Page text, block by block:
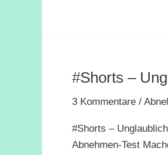
#Shorts –
3 Kommentare /
#Shorts –
Abnehmen-Test
#Shorts
Unglaublich!
DAS
bringt